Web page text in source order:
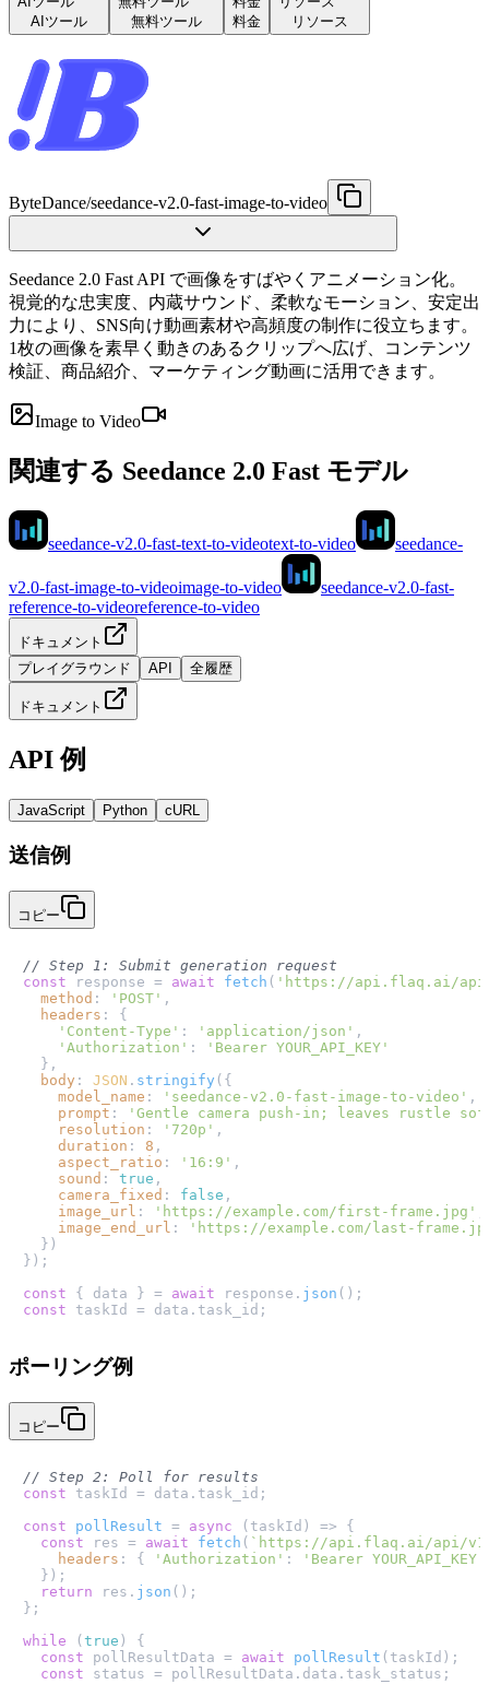
AIツール
無料ツール
料金
リソース
ByteDance/seedance-v2.0-fast-image-to-video
Seedance 2.0 Fast API で画像をすばやくアニメーション化。
視覚的な忠実度、内蔵サウンド、柔軟なモーション、安定出
力により、SNS向け動画素材や高頻度の制作に役立ちます。
1枚の画像を素早く動きのあるクリップへ広げ、コンテンツ
検証、商品紹介、マーケティング動画に活用できます。
Image to Video
関連する Seedance 2.0 Fast モデル
seedance-v2.0-fast-text-to-videotext-to-video seedance-
v2.0-fast-image-to-videoimage-to-video
seedance-v2.0-fast-
reference-to-videoreference-to-video
ドキュメント
プレイグラウンド
API 全履歴
ドキュメント
API 例
JavaScript Python cURL
送信例
コピー
// Step 1: Submit generation request
const response = await fetch ( 'https://api.flaq.ai/
method : 'POST' ,
headers : {
'Content-Type' : 'application/json' ,
'Authorization' :
'Bearer YOUR_API_KEY'
  },
body : JSON . stringify ({
model_name : 'seedance-v2.0-fast-image-to-video' ,
prompt :
'Gentle camera push-in; leaves rustle
resolution : '720p' ,
duration : 8 ,
aspect_ratio : '16:9' ,
sound : true ,
camera_fixed : false ,
image_url : 'https://example.com/first-frame.jpg'
image_end_url :
'https://example.com/last-
  })
});
const { data } = await response. json
const taskId = data. task_id
ポーリング例
コピー
// Step 2: Poll for results
const taskId = data. task_id ;
const
pollResult = async ( taskId ) => {
const res = await fetch ( `https://api.flaq.ai/api/
headers : { 'Authorization' : 'Bearer YOUR_API_KEY'
  });
return res. json ();
};
while (true ) {
const pollResultData = await pollResult (taskId);
const status = pollResultData. data . task_status ;